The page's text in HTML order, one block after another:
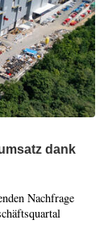
dank
Nachfrage